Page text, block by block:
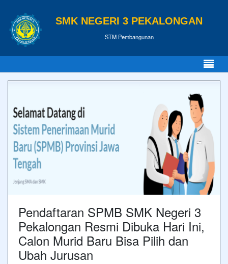
SMK NEGERI 3 PEKALONGAN
STM Pembangunan
Pendaftaran SPMB SMK Negeri 3
Pekalongan Resmi Dibuka Hari Ini,
Calon Murid Baru Bisa Pilih dan
Ubah Jurusan